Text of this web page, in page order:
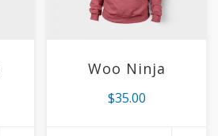
Woo Ninja
$35.00